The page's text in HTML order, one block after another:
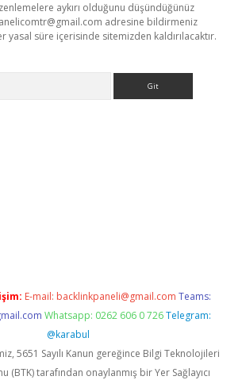
aykırı olduğunu düşündüğünüz
adresine bildirmeniz
yasal süre içerisinde sitemizden kaldırılacaktır.
E-mail: backlinkpaneli@gmail.com Teams:
Whatsapp: 0262 606 0 726 Telegram:
@karabul
5651 Sayılı Kanun gereğince Bilgi Teknolojileri
(BTK) tarafından onaylanmış bir Yer Sağlayıcı